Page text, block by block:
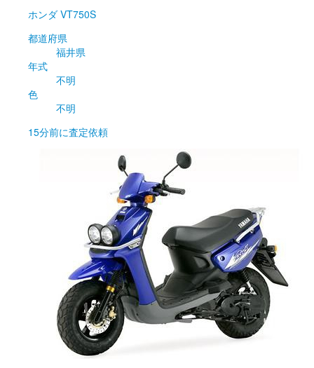
ホンダ VT750S
都道府県
福井県
年式
不明
色
不明
15分前に査定依頼